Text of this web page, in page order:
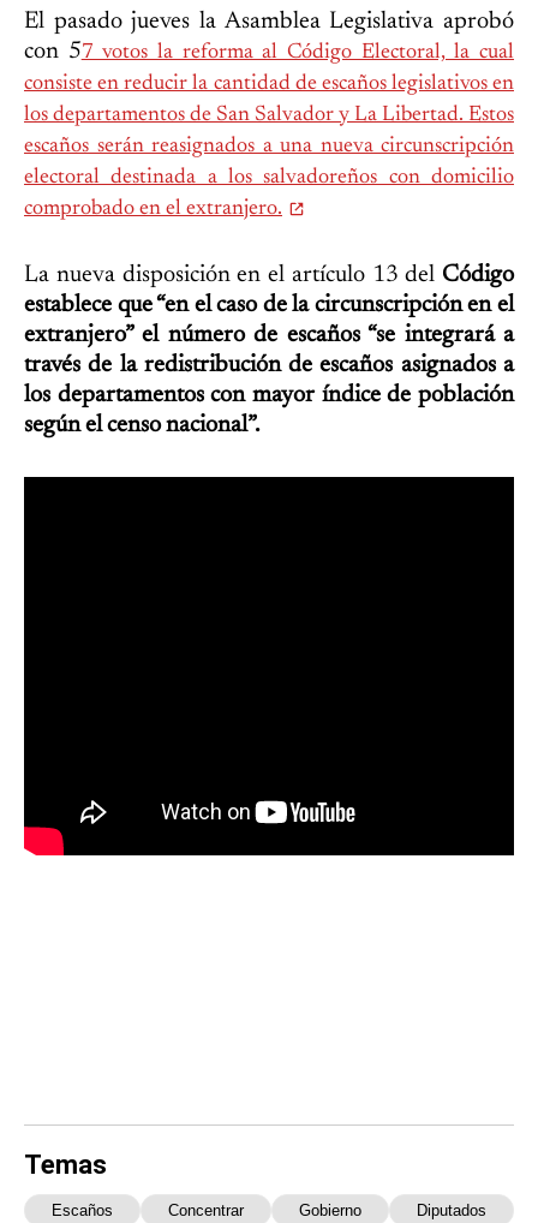
El pasado jueves la Asamblea Legislativa aprobó
con 57 votos la reforma al Código Electoral, la cual
consiste en reducir la cantidad de escaños legislativos en
los departamentos de San Salvador y La Libertad. Estos
escaños serán reasignados a una nueva circunscripción
electoral destinada a los salvadoreños con domicilio
comprobado en el extranjero.
La nueva disposición en el artículo 13 del Código
establece que “en el caso de la circunscripción en el
extranjero” el número de escaños “se integrará a
través de la redistribución de escaños asignados a
los departamentos con mayor índice de población
según el censo nacional”.
Temas
Escaños Concentrar Gobierno Diputados